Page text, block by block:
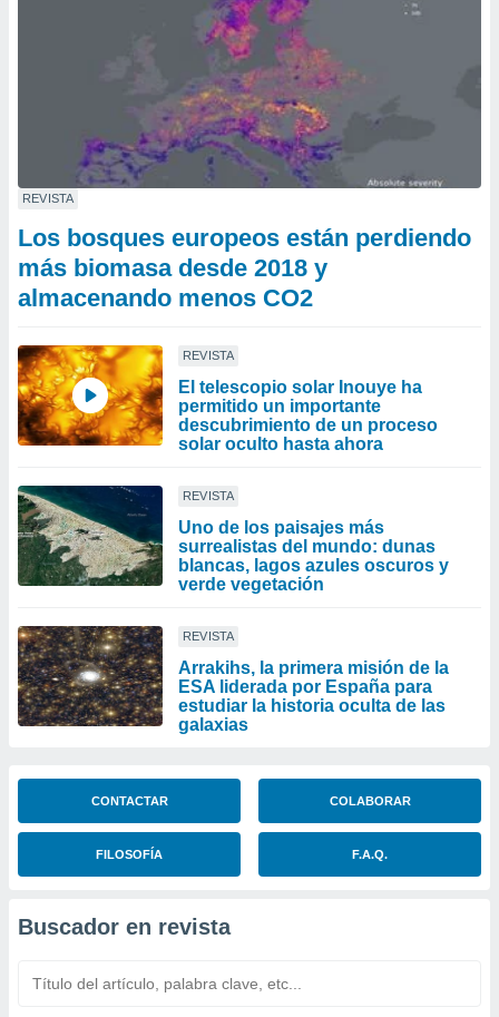
REVISTA
Los bosques europeos están perdiendo
más biomasa desde 2018 y
almacenando menos CO2
REVISTA
El telescopio solar Inouye ha
permitido un importante
descubrimiento de un proceso
solar oculto hasta ahora
REVISTA
Uno de los paisajes más
surrealistas del mundo: dunas
blancas, lagos azules oscuros y
verde vegetación
REVISTA
Arrakihs, la primera misión de la
ESA liderada por España para
estudiar la historia oculta de las
galaxias
CONTACTAR COLABORAR
FILOSOFÍA F.A.Q.
Buscador en revista